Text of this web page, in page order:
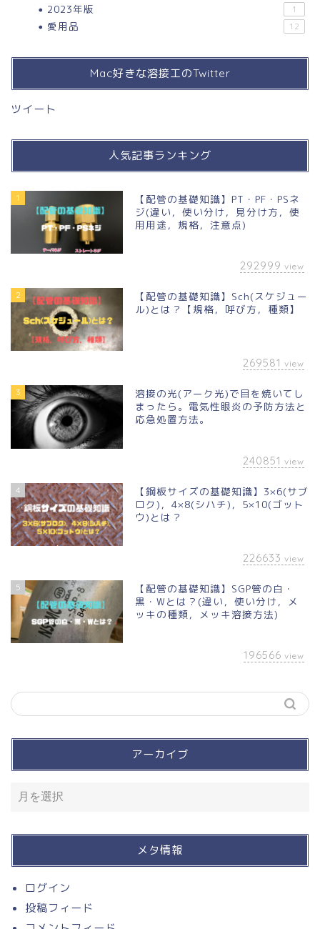
2023年版 1
愛用品 12
Mac好きな溶接工のTwitter
ツイート
人気記事ランキング
1
【配管の基礎知識】PT・PF・PSネ
ジ(違い，使い分け，見分け方，使
用用途，規格，注意点)
292999 view
2
【配管の基礎知識】Sch(スケジュー
ル)とは？【規格，呼び方，種類】
269581 view
3
溶接の光(アーク光)で目を焼いてし
まったら。電気性眼炎の予防方法と
応急処置方法。
240851 view
4
【鋼板サイズの基礎知識】3×6(サブ
ロク)，4×8(シハチ)，5×10(ゴット
ウ)とは？
226633 view
5
【配管の基礎知識】SGP管の白・
黒・Wとは？(違い，使い分け，メ
ッキの種類，メッキ溶接方法)
196566 view
アーカイブ
メタ情報
ログイン
投稿フィード
ス